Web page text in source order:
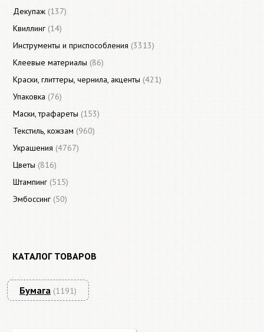
Декупаж (137)
Квиллинг (14)
Инструменты и приспособления (3313)
Клеевые материалы (86)
Краски, глиттеры, чернила, акценты (421)
Упаковка (76)
Маски, трафареты (153)
Текстиль, кожзам (960)
Украшения (4767)
Цветы (816)
Штампинг (515)
Эмбоссинг (50)
КАТАЛОГ ТОВАРОВ
Бумага (1191)